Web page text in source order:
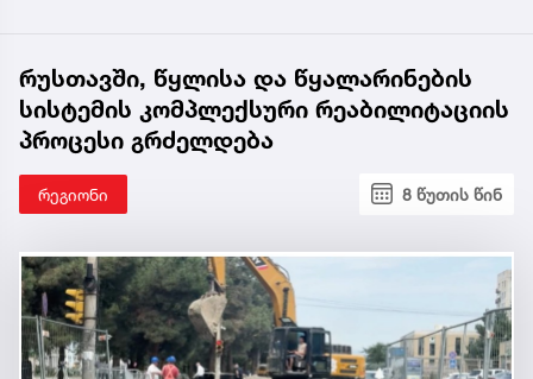
რუსთავში, წყლისა და წყალარინების
სისტემის კომპლექსური რეაბილიტაციის
პროცესი გრძელდება
რეგიონი 8 წუთის წინ